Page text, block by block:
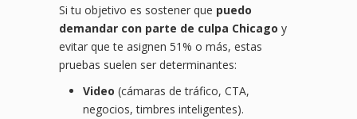
Si tu objetivo es sostener que puedo
demandar con parte de culpa Chicago y
evitar que te asignen 51% o más, estas
pruebas suelen ser determinantes:
Video (cámaras de tráfico, CTA,
negocios, timbres inteligentes).